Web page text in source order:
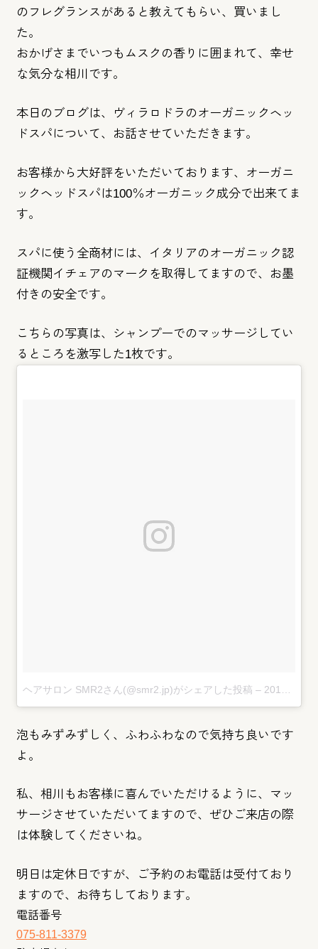
のフレグランスがあると教えてもらい、買いまし
た。
おかげさまでいつもムスクの香りに囲まれて、 幸せ
な気分な相川です。
本日のブログは、
ヴィラロドラのオーガニックヘッ
ドスパについて、
お話させていただきます。
お客様から大好評をいただいております、
オーガニ
ックヘッドスパは100％オーガニック成分で出来てま
す。
スパに使う全商材には、
イタリアのオーガニック認
証機関イチェアのマークを取得してますので、お墨
付きの安全です。
こちらの写真は、
シャンプーでのマッサージしてい
るところを激写した1枚です。
ヘアサロン SMR2さん(@smr2.jp)がシェアした投稿 – 2018年 7月月29日午前5時36分PDT
泡もみずみずしく、ふわふわなので気持ち良いです
よ。
私、相川もお客様に喜んでいただけるように、
マッ
サージさせていただいてますので、 ぜひご来店の際
は体験してくださいね。
明日は定休日ですが、ご予約のお電話は受付ており
ますので、
お待ちしております。
電話番号
075-811-3379